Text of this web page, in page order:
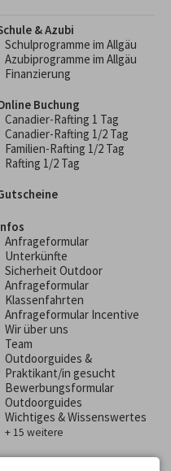
& Azubi
Schulprogramme im Allgäu
Azubiprogramme im Allgäu
Finanzierung
Buchung
Canadier-Rafting 1 Tag
Canadier-Rafting 1/2 Tag
Familien-Rafting 1/2 Tag
Rafting 1/2 Tag
Anfrageformular
Unterkünfte
Sicherheit Outdoor
Anfrageformular
Klassenfahrten
Anfrageformular Incentive
Wir über uns
Team
Outdoorguides &
Praktikant/in gesucht
Bewerbungsformular
Outdoorguides
Wichtiges & Wissenswertes
+ 15 weitere